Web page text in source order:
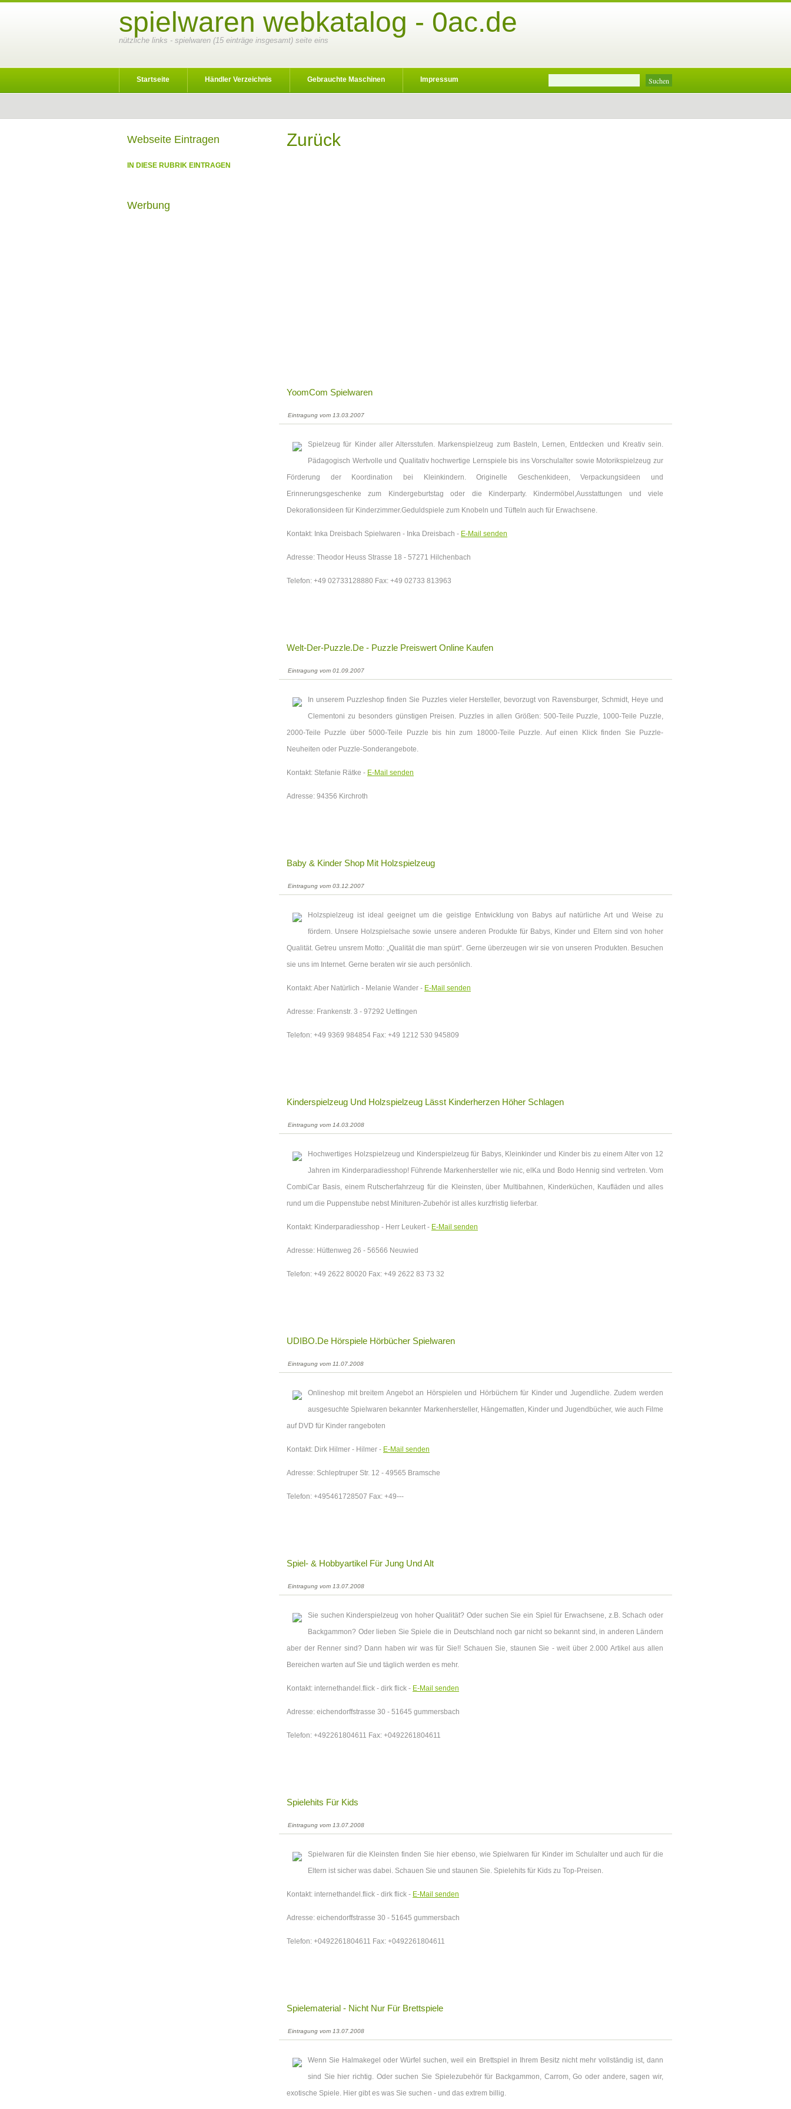
spielwaren webkatalog - 0ac.de
nützliche links - spielwaren (15 einträge insgesamt) seite eins
Startseite Händler Verzeichnis Gebrauchte Maschinen Impressum
Zurück
YoomCom Spielwaren
Eintragung vom 13.03.2007
Spielzeug für Kinder aller Altersstufen. Markenspielzeug zum Basteln, Lernen, Entdecken und Kreativ sein.
Pädagogisch Wertvolle und Qualitativ hochwertige Lernspiele bis ins Vorschulalter sowie Motorikspielzeug zur
Förderung der Koordination bei Kleinkindern. Originelle Geschenkideen, Verpackungsideen und
Erinnerungsgeschenke zum Kindergeburtstag oder die Kinderparty. Kindermöbel,Ausstattungen und viele
Dekorationsideen für Kinderzimmer.Geduldspiele zum Knobeln und Tüfteln auch für Erwachsene.
Kontakt: Inka Dreisbach Spielwaren - Inka Dreisbach - E-Mail senden
Adresse: Theodor Heuss Strasse 18 - 57271 Hilchenbach
Telefon: +49 02733128880 Fax: +49 02733 813963
Welt-Der-Puzzle.de - Puzzle Preiswert Online Kaufen
Eintragung vom 01.09.2007
In unserem Puzzleshop finden Sie Puzzles vieler Hersteller, bevorzugt von Ravensburger, Schmidt, Heye und
Clementoni zu besonders günstigen Preisen. Puzzles in allen Größen: 500-Teile Puzzle, 1000-Teile Puzzle,
2000-Teile Puzzle über 5000-Teile Puzzle bis hin zum 18000-Teile Puzzle. Auf einen Klick finden Sie Puzzle-
Neuheiten oder Puzzle-Sonderangebote.
Kontakt: Stefanie Rätke - E-Mail senden
Adresse: 94356 Kirchroth
Baby & Kinder Shop Mit Holzspielzeug
Eintragung vom 03.12.2007
Holzspielzeug ist ideal geeignet um die geistige Entwicklung von Babys auf natürliche Art und Weise zu
fördern. Unsere Holzspielsache sowie unsere anderen Produkte für Babys, Kinder und Eltern sind von hoher
Qualität. Getreu unsrem Motto: „Qualität die man spürt“. Gerne überzeugen wir sie von unseren Produkten. Besuchen
sie uns im Internet. Gerne beraten wir sie auch persönlich.
Kontakt: Aber Natürlich - Melanie Wander - E-Mail senden
Adresse: Frankenstr. 3 - 97292 Uettingen
Telefon: +49 9369 984854 Fax: +49 1212 530 945809
Kinderspielzeug Und Holzspielzeug Lässt Kinderherzen Höher Schlagen
Eintragung vom 14.03.2008
Hochwertiges Holzspielzeug und Kinderspielzeug für Babys, Kleinkinder und Kinder bis zu einem Alter von 12
Jahren im Kinderparadiesshop! Führende Markenhersteller wie nic, elKa und Bodo Hennig sind vertreten. Vom
CombiCar Basis, einem Rutscherfahrzeug für die Kleinsten, über Multibahnen, Kinderküchen, Kaufläden und alles
rund um die Puppenstube nebst Minituren-Zubehör ist alles kurzfristig lieferbar.
Kontakt: Kinderparadiesshop - Herr Leukert - E-Mail senden
Adresse: Hüttenweg 26 - 56566 Neuwied
Telefon: +49 2622 80020 Fax: +49 2622 83 73 32
UDIBO.de Hörspiele Hörbücher Spielwaren
Eintragung vom 11.07.2008
Onlineshop mit breitem Angebot an Hörspielen und Hörbüchern für Kinder und Jugendliche. Zudem werden
ausgesuchte Spielwaren bekannter Markenhersteller, Hängematten, Kinder und Jugendbücher, wie auch Filme
auf DVD für Kinder rangeboten
Kontakt: Dirk Hilmer - Hilmer - E-Mail senden
Adresse: Schleptruper Str. 12 - 49565 Bramsche
Telefon: +495461728507 Fax: +49---
Spiel- & Hobbyartikel Für Jung Und Alt
Eintragung vom 13.07.2008
Sie suchen Kinderspielzeug von hoher Qualität? Oder suchen Sie ein Spiel für Erwachsene, z.B. Schach oder
Backgammon? Oder lieben Sie Spiele die in Deutschland noch gar nicht so bekannt sind, in anderen Ländern
aber der Renner sind? Dann haben wir was für Sie!! Schauen Sie, staunen Sie - weit über 2.000 Artikel aus allen
Bereichen warten auf Sie und täglich werden es mehr.
Kontakt: internethandel.flick - dirk flick - E-Mail senden
Adresse: eichendorffstrasse 30 - 51645 gummersbach
Telefon: +492261804611 Fax: +0492261804611
Spielehits Für Kids
Eintragung vom 13.07.2008
Spielwaren für die Kleinsten finden Sie hier ebenso, wie Spielwaren für Kinder im Schulalter und auch für die
Eltern ist sicher was dabei. Schauen Sie und staunen Sie. Spielehits für Kids zu Top-Preisen.
Kontakt: internethandel.flick - dirk flick - E-Mail senden
Adresse: eichendorffstrasse 30 - 51645 gummersbach
Telefon: +0492261804611 Fax: +0492261804611
Spielematerial - Nicht Nur Für Brettspiele
Eintragung vom 13.07.2008
Wenn Sie Halmakegel oder Würfel suchen, weil ein Brettspiel in Ihrem Besitz nicht mehr vollständig ist, dann
sind Sie hier richtig. Oder suchen Sie Spielezubehör für Backgammon, Carrom, Go oder andere, sagen wir,
exotische Spiele. Hier gibt es was Sie suchen - und das extrem billig.
Webseite Eintragen
IN DIESE RUBRIK EINTRAGEN
Werbung